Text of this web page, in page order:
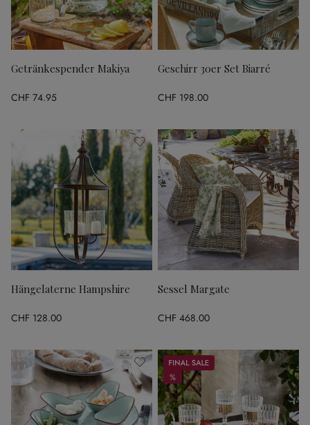
Getränkespender Makiya
CHF 74.95
Geschirr 30er Set Biarré
CHF 198.00
Hängelaterne Hampshire
CHF 128.00
Sessel Margate
CHF 468.00
Sale
%
%